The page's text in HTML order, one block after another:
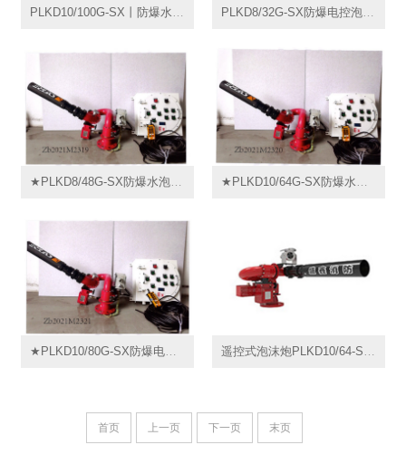
★PLKD8/48G-SX防爆水泡沫两用电控消防炮PLKD24-32-48Ex-B消防隔爆电控泡沫炮PLKD48Ex ★PLKD10/64G-SX防爆水泡沫两用电控消防炮PLKD80Ex隔爆型消防电控泡沫炮PLKD64Ex
★PLKD10/80G-SX防爆电控泡沫炮PLKD80Ex电控消防泡沫水两用隔爆式消防炮遥控 遥控式泡沫炮PLKD10/64-SX丨PLKD64-80Ex-A固定式电控泡沫-水两用炮防爆型
首页 上一页 下一页 末页